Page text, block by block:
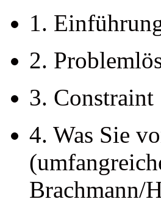
1.
2.
3.
4. Was Sie
Brachmann/